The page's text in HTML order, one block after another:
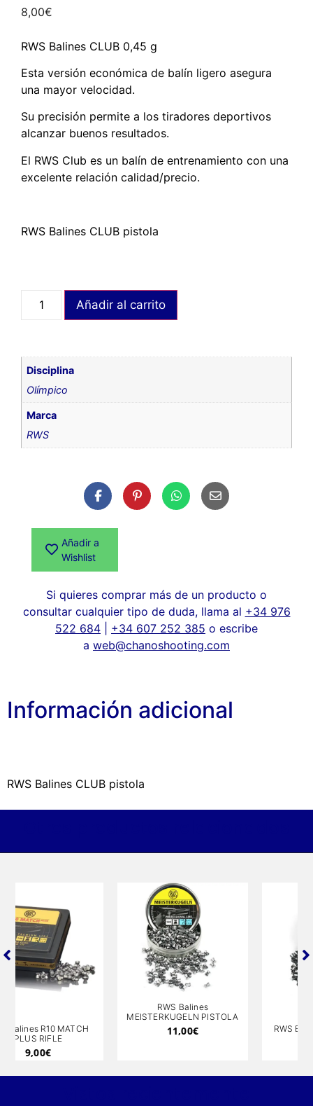
8,00€
RWS Balines CLUB 0,45 g
Esta versión económica de balín ligero asegura
una mayor velocidad.
Su precisión permite a los tiradores deportivos
alcanzar buenos resultados.
El RWS Club es un balín de entrenamiento con una
excelente relación calidad/precio.
RWS Balines CLUB pistola
Añadir al carrito
Disciplina
Olímpico
Marca
RWS
Añadir a
Wishlist
Si quieres comprar más de un producto o
consultar cualquier tipo de duda, llama al +34 976
522 684
+34 607 252 385 o escribe
a web@chanoshooting.com
Información adicional
RWS Balines CLUB pistola
MEISTERKUGELN PISTOLA
11,00 RWS Balines R10 PISTOLA